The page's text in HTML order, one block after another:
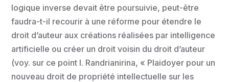
logique inverse devait être poursuivie, peut-être
faudra-t-il recourir à une réforme pour étendre le
droit d’auteur aux créations réalisées par intelligence
artificielle ou créer un droit voisin du droit d’auteur
(voy. sur ce point I. Randrianirina, « Plaidoyer pour un
nouveau droit de propriété intellectuelle sur les